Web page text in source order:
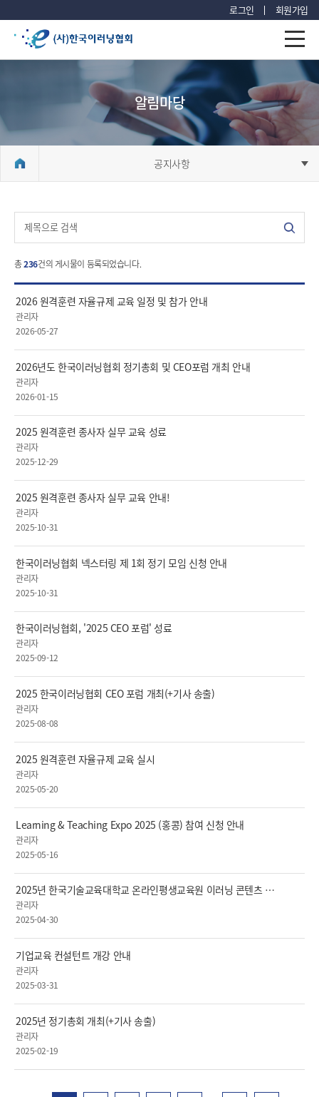
로그인 회원가입
알림마당
공지사항
총236건의 게시물이 등록되었습니다.
2026 원격훈련 자율규제 교육 일정 및 참가 안내
관리자
2026-05-27
2026년도 한국이러닝협회 정기총회 및 CEO포럼 개최 안내
관리자
2026-01-15
2025 원격훈련 종사자 실무 교육 성료
관리자
2025-12-29
2025 원격훈련 종사자 실무 교육 안내!
관리자
2025-10-31
한국이러닝협회 넥스터링 제 1회 정기 모임 신청 안내
관리자
2025-10-31
한국이러닝협회, '2025 CEO 포럼' 성료
관리자
2025-09-12
2025 한국이러닝협회 CEO 포럼 개최(+기사 송출)
관리자
2025-08-08
2025 원격훈련 자율규제 교육 실시
관리자
2025-05-20
Learning & Teaching Expo 2025 (홍콩) 참여 신청 안내
관리자
2025-05-16
2025년 한국기술교육대학교 온라인평생교육원 이러닝 콘텐츠 개발 사업설명회 안내
관리자
2025-04-30
기업교육 컨설턴트 개강 안내
관리자
2025-03-31
2025년 정기총회 개최(+기사 송출)
관리자
2025-02-19